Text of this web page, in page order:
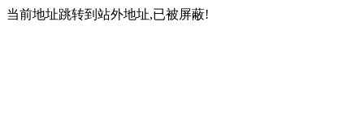
当前地址跳转到站外地址,已被屏蔽!